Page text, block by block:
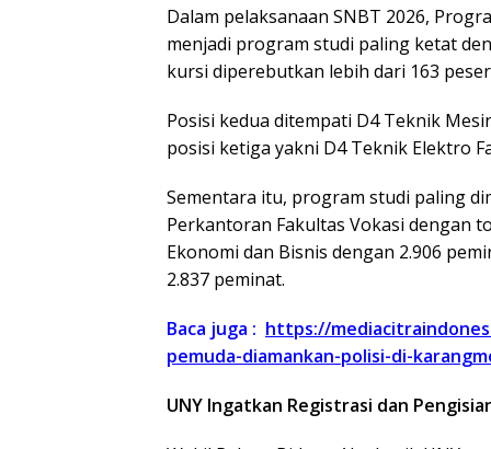
Dalam pelaksanaan SNBT 2026,
menjadi program studi paling ketat
kursi diperebutkan lebih dari 163
Posisi kedua ditempati D4 Teknik
posisi ketiga yakni D4 Teknik Elektro
Sementara itu, program studi paling
Perkantoran Fakultas Vokasi dengan
Ekonomi dan Bisnis dengan 2.906
2.837 peminat.
Baca juga : https://
pemuda-diamankan-polisi-di-
UNY Ingatkan Registrasi dan